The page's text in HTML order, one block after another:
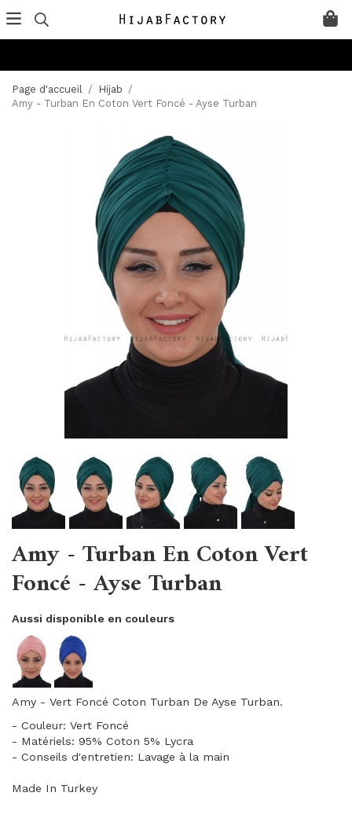
Page d'accueil / Hijab /
Amy - Turban En Coton Vert Foncé - Ayse Turban
Amy - Turban En Coton Vert
Foncé - Ayse Turban
Aussi disponible en couleurs
Amy - Vert Foncé Coton Turban De Ayse Turban.
- Couleur: Vert Foncé
- Matériels: 95% Coton 5% Lycra
- Conseils d'entretien: Lavage à la main
Made In Turkey